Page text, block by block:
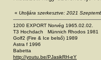
« Utoljára szerkesztve: 2021
1200 EXPORT Norvég 1965.02.02.
T3 Hochdach Münnich Rhodos 1981
Golf2 (Fire & Ice belső) 1989
Astra f 1996
Babetta
http://youtu.be/PJasikRH-eY